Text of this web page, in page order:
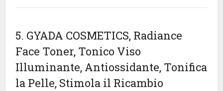
5. GYADA COSMETICS, Radiance
Face Toner, Tonico Viso
Illuminante, Antiossidante, Tonifica
la Pelle, Stimola il Ricambio